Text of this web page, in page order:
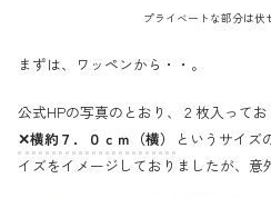
プライベートな部分は伏
まずは、ワッペンから・・。
公式HPの写真のとおり、２枚入ってお
✕横約７．０ｃｍ（横）
というサイズ
イズをイメージしておりましたが、意